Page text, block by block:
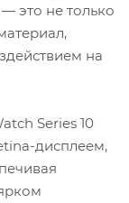
это не только
на
Series 10
дисплеем,